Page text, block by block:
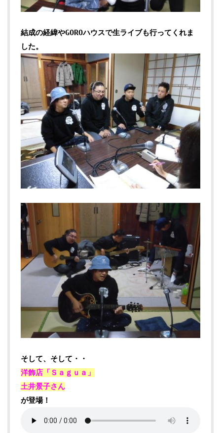
結成の経緯やGOROハウスで生ライブも行ってくれま
した。
そして、そして・・
洋飾店「Ｓａｇｕａ」
土井景子さん
が登場！